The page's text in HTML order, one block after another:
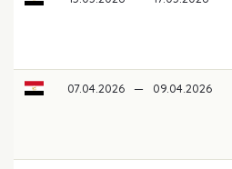
07.04.2026 — 09.04.2026